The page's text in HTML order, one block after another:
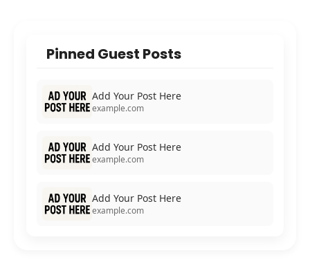
Pinned Guest Posts
Add Your Post Here
example.com
Add Your Post Here
example.com
Add Your Post Here
example.com